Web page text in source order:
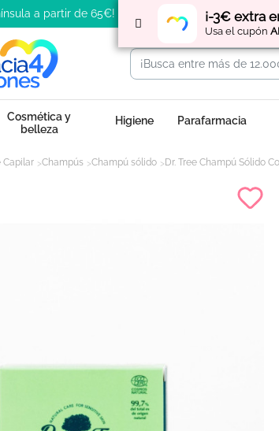
¡-3€ extra
Usa el cupón
a partir de 65€!
Cosmética y
belleza
Higiene Parafarmacia
Capilar Champús Champú sólido Dr. Tree Champú Sólido